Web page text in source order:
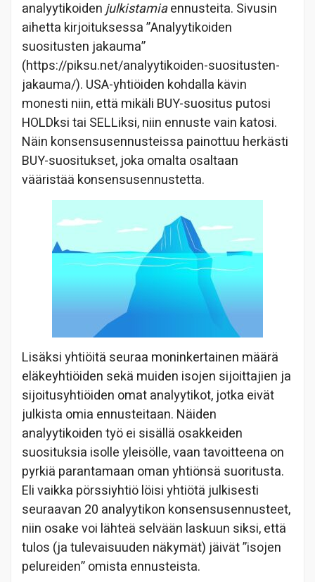
analyytikoidenjulkistamiaennusteita. Sivusin
aihetta kirjoituksessa ”Analyytikoiden
suositusten jakauma”
(https://piksu.net/analyytikoiden-suositusten-
jakauma/). USA-yhtiöiden kohdalla kävin
monesti niin, että mikäli BUY-suositus putosi
HOLDksi tai SELLiksi, niin ennuste vain katosi.
Näin konsensusennusteissa painottuu herkästi
BUY-suositukset, joka omalta osaltaan
vääristää konsensusennustetta.
Lisäksi yhtiöitä seuraa moninkertainen määrä
eläkeyhtiöiden sekä muiden isojen sijoittajien ja
sijoitusyhtiöiden omat analyytikot, jotka eivät
julkista omia ennusteitaan. Näiden
analyytikoiden työ ei sisällä osakkeiden
suosituksia isolle yleisölle, vaan tavoitteena on
pyrkiä parantamaan oman yhtiönsä suoritusta.
Eli vaikka pörssiyhtiö löisi yhtiötä julkisesti
seuraavan 20 analyytikon konsensusennusteet,
niin osake voi lähteä selvään laskuun siksi, että
tulos (ja tulevaisuuden näkymät) jäivät ”isojen
pelureiden” omista ennusteista.